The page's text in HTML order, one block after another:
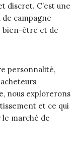
discret. C’est une
campagne
bien-être et de
personnalité,
nous explorerons
et ce qui
le marché de